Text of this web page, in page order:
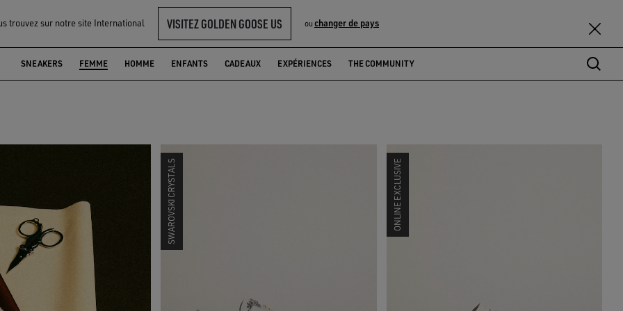
trouvez sur notre site International VISITEZ GOLDEN GOOSE US ou changer de pays
SNEAKERS FEMME HOMME ENFANTS CADEAUX EXPÉRIENCES THE COMMUNITY
FEMME
SWAROVSKI CRYSTALS ONLINE EXCLUSIVE